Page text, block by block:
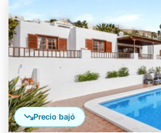
Precio bajó